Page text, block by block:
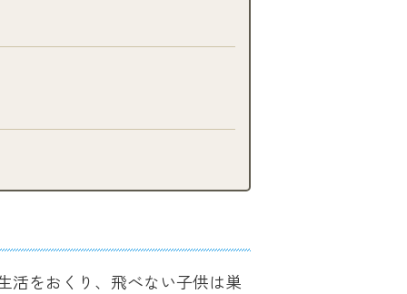
活をおくり、飛べない子供は巣